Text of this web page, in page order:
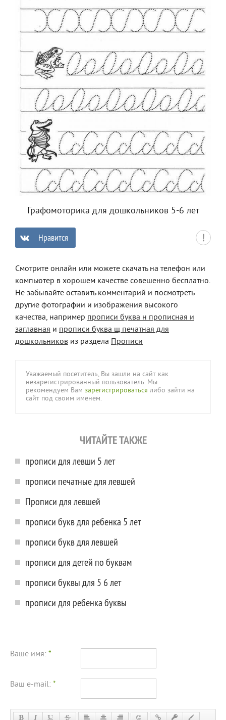
Графомоторика для дошкольников 5-6 лет
Нравится
Смотрите онлайн или можете скачать на телефон или
компьютер в хорошем качестве совешенно бесплатно.
Не забывайте оставить комментарий и посмотреть
другие фотографии и изображения высокого
качества, например прописи буква н прописная и
заглавная и прописи буква щ печатная для
дошкольников из раздела Прописи
Уважаемый посетитель, Вы зашли на сайт как
незарегистрированный пользователь. Мы
рекомендуем Вам зарегистрироваться либо зайти на
сайт под своим именем.
ЧИТАЙТЕ ТАКЖЕ
прописи для левши 5 лет
прописи печатные для левшей
Прописи для левшей
прописи букв для ребенка 5 лет
прописи букв для левшей
прописи для детей по буквам
прописи буквы для 5 6 лет
прописи для ребенка буквы
Ваше имя: *
Ваш e-mail: *